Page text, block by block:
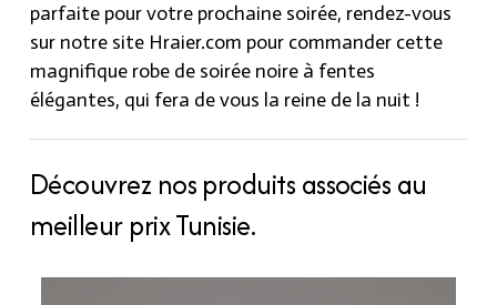
parfaite pour votre prochaine soirée, rendez-vous
sur notre site Hraier.com pour commander cette
magnifique robe de soirée noire à fentes
élégantes, qui fera de vous la reine de la nuit !
Découvrez nos produits associés au
meilleur prix Tunisie.